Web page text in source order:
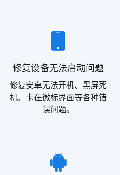
修复设备无法启动问题
修复安卓无法开机、黑屏死
机、卡在徽标界面等各种错
误问题。